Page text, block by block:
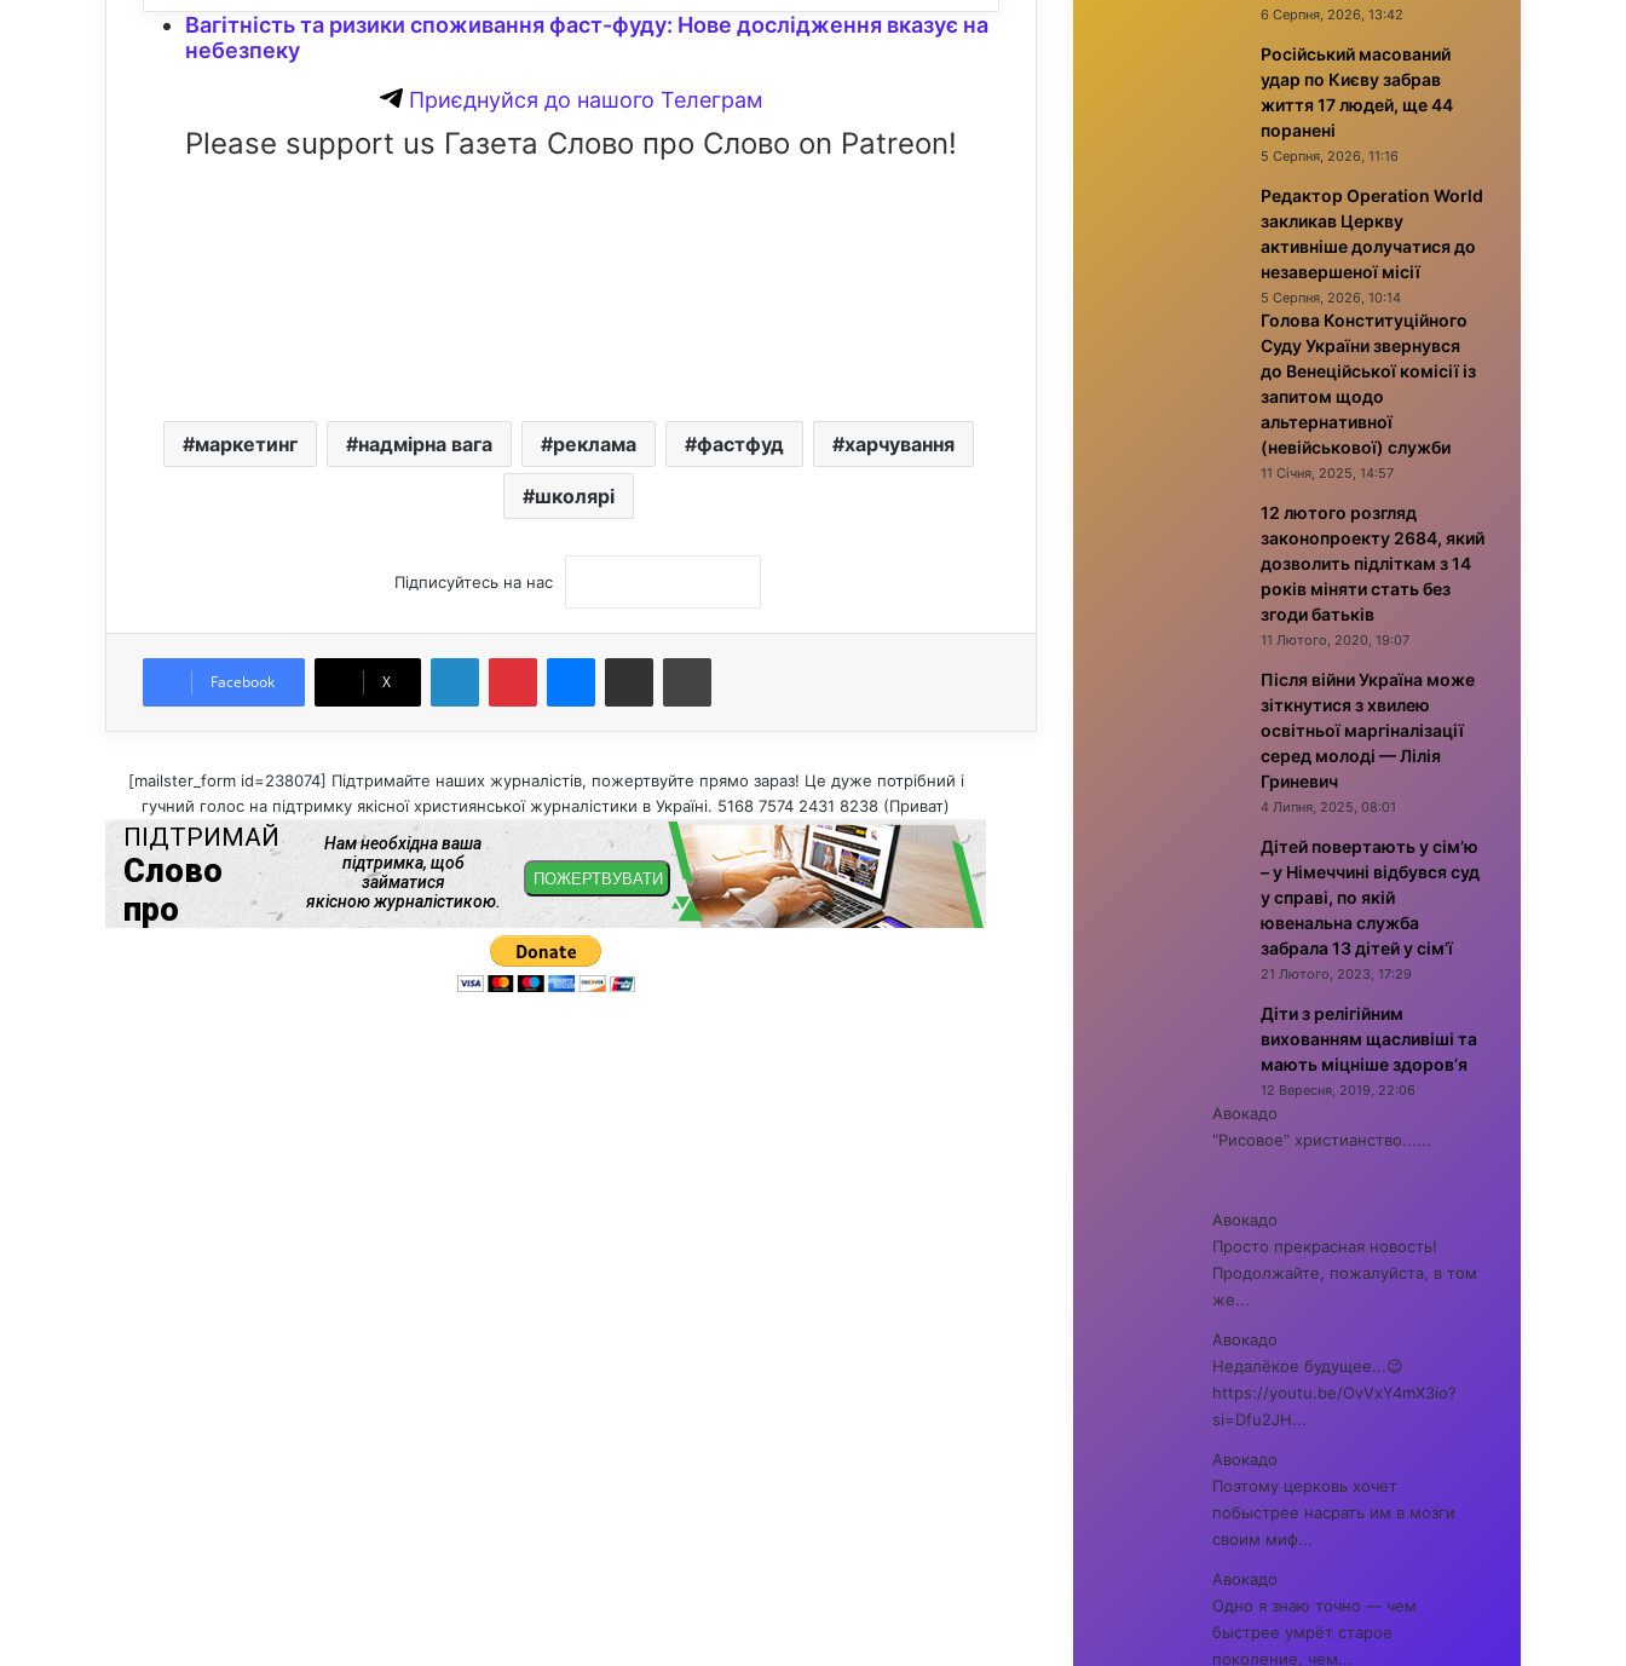
Вагітність та ризики споживання фаст-фуду: Нове дослідження вказує на
небезпеку
Приєднуйся до нашого Телеграм
Please support us Газета Слово про Слово on Patreon!
маркетинг надмірна вага реклама фастфуд харчування
школярі
Підписуйтесь на нас
Facebook X
Поділитися електронною поштою
[mailster_form id=238074] Підтримайте наших журналістів, пожертвуйте прямо зараз! Це дуже потрібний і
гучний голос на підтримку якісної християнської журналістики в Україні. 5168 7574 2431 8238 (Приват)
6 Серпня, 2026, 13:42
Російський масований
удар по Києву забрав
життя 17 людей, ще 44
поранені
5 Серпня, 2026, 11:16
Редактор Operation World
закликав Церкву
активніше долучатися до
незавершеної місії
5 Серпня, 2026, 10:14
Голова Конституційного
Суду України звернувся
до Венеційської комісії із
запитом щодо
альтернативної
(невійськової) служби
11 Січня, 2025, 14:57
12 лютого розгляд
законопроекту 2684, який
дозволить підліткам з 14
років міняти стать без
згоди батьків
11 Лютого, 2020, 19:07
Після війни Україна може
зіткнутися з хвилею
освітньої маргіналізації
серед молоді — Лілія
Гриневич
4 Липня, 2025, 08:01
Дітей повертають у сім’ю
– у Німеччині відбувся суд
у справі, по якій
ювенальна служба
забрала 13 дітей у сім’ї
21 Лютого, 2023, 17:29
Діти з релігійним
вихованням щасливіші та
мають міцніше здоров’я
12 Вересня, 2019, 22:06
Авокадо
"Рисовое" христианство......
Авокадо
Просто прекрасная новость!
Продолжайте, пожалуйста, в том
же...
Авокадо
Недалёкое будущее...😉
https://youtu.be/OvVxY4mX3io?
si=Dfu2JH...
Авокадо
Поэтому церковь хочет
побыстрее насрать им в мозги
своим миф...
Авокадо
Одно я знаю точно — чем
быстрее умрёт старое
поколение, чем...